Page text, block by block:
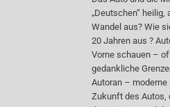
„Deutschen“ heilig,
Wandel aus? Wie
20 Jahren aus ?
Vorne schauen –
gedankliche
Autoran – moderne
Zukunft des Autos,